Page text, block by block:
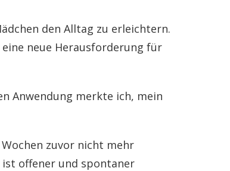
den Alltag zu erleichtern.
eine neue Herausforderung für
Anwendung merkte ich, mein
zuvor nicht mehr
ist offener und spontaner